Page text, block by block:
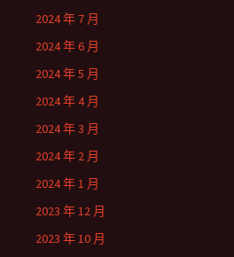
2024 年 7 月
2024 年 6 月
2024 年 5 月
2024 年 4 月
2024 年 3 月
2024 年 2 月
2024 年 1 月
2023 年 12 月
2023 年 10 月